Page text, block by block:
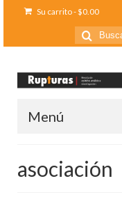
Su carrito-$0.00
Buscar
por:
Menú
asociación